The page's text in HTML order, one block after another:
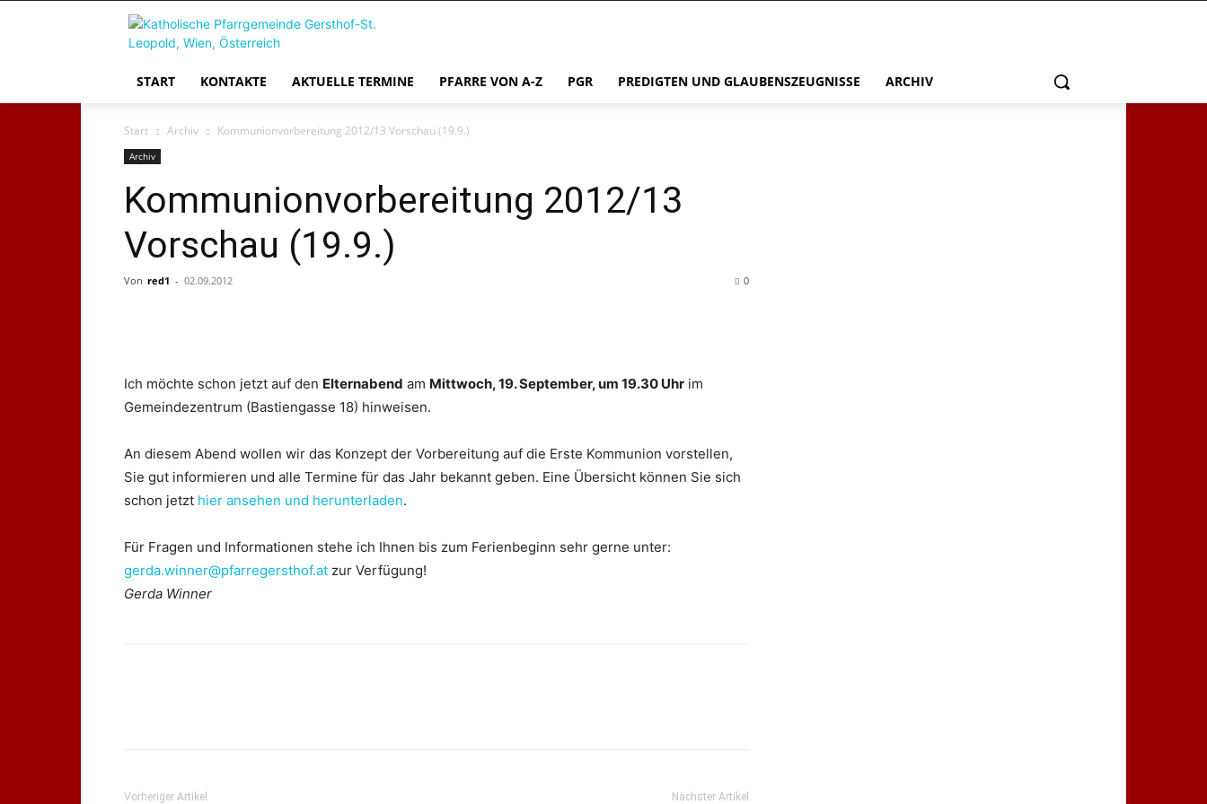
START KONTAKTE AKTUELLE TERMINE PFARRE VON A-Z PGR PREDIGTEN UND GLAUBENSZEUGNISSE ARCHIV
Start Archiv Kommunionvorbereitung 2012/13 Vorschau (19.9.)
Archiv
Kommunionvorbereitung 2012/13
Vorschau (19.9.)
Von red1 - 02.09.2012 0
Ich möchte schon jetzt auf den Elternabend am Mittwoch, 19. September, um 19.30 Uhr im
Gemeindezentrum (Bastiengasse 18) hinweisen.
An diesem Abend wollen wir das Konzept der Vorbereitung auf die Erste Kommunion vorstellen,
Sie gut informieren und alle Termine für das Jahr bekannt geben. Eine Übersicht können Sie sich
schon jetzt hier ansehen und herunterladen.
Für Fragen und Informationen stehe ich Ihnen bis zum Ferienbeginn sehr gerne unter:
gerda.winner@pfarregersthof.at zur Verfügung!
Gerda Winner
Vorheriger Artikel Nächster Artikel